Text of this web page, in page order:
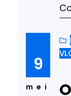
9
mei